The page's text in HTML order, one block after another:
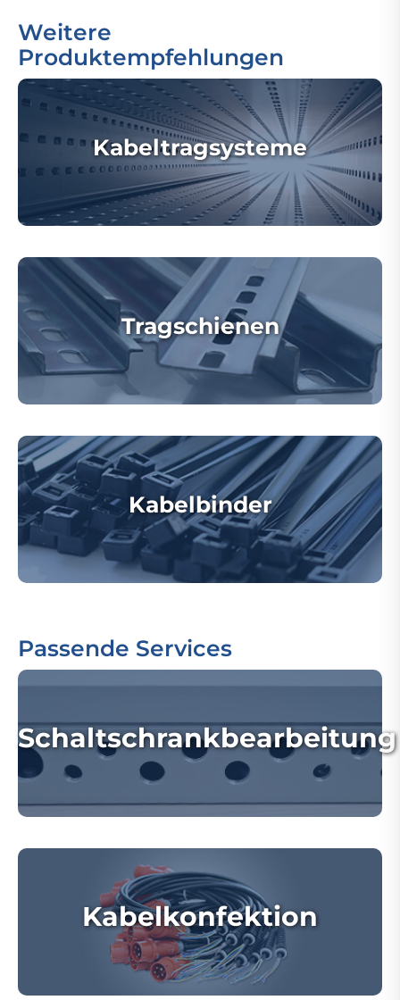
Weitere
Produktempfehlungen
Kabeltragsysteme
Tragschienen
Kabelbinder
Passende Services
Schaltschrankbearbeitung
Kabelkonfektion